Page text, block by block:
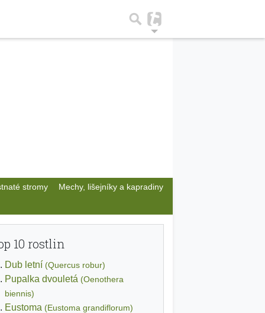
stromy Mechy, lišejníky a kapradiny
10 rostlin
Dub letní (Quercus robur)
Pupalka dvouletá (Oenothera
biennis)
Eustoma (Eustoma grandiflorum)